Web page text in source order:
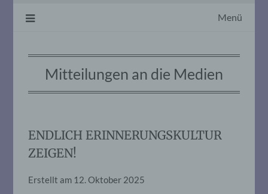
Menü
Mitteilungen an die Medien
ENDLICH ERINNERUNGSKULTUR
ZEIGEN!
Erstellt am 12. Oktober 2025